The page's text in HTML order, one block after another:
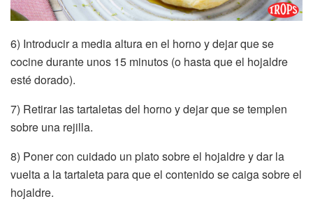
6) Introducir a media altura en el horno y dejar que se
cocine durante unos 15 minutos (o hasta que el hojaldre
esté dorado).
7) Retirar las tartaletas del horno y dejar que se templen
sobre una rejilla.
8) Poner con cuidado un plato sobre el hojaldre y dar la
vuelta a la tartaleta para que el contenido se caiga sobre el
hojaldre.